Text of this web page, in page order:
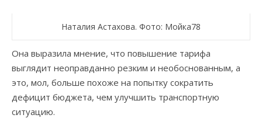
Наталия Астахова. Фото: Мойка78
Она выразила мнение, что повышение тарифа
выглядит неоправданно резким и необоснованным, а
это, мол, больше похоже на попытку сократить
дефицит бюджета, чем улучшить транспортную
ситуацию.